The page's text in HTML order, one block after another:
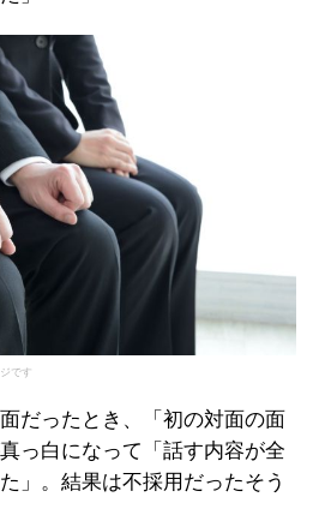
です
だったとき、「初の対面の面
っ白になって「話す内容が全
」。結果は不採用だったそう